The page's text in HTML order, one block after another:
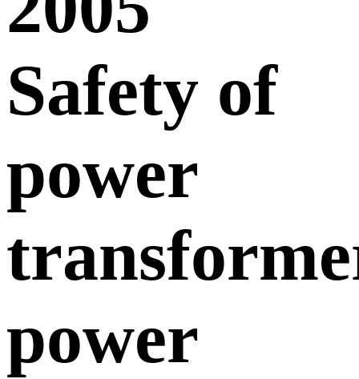
Safety of
power
power